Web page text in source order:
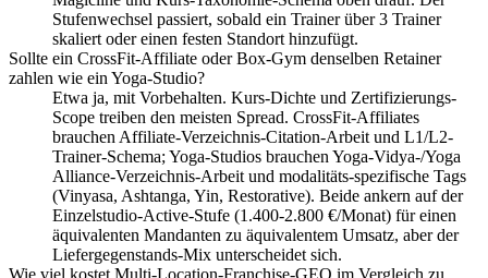
Stufenwechsel passiert, sobald ein Trainer über 3 Trainer
skaliert oder einen festen Standort hinzufügt.
Sollte ein CrossFit-Affiliate oder Box-Gym denselben Retainer
zahlen wie ein Yoga-Studio?
Etwa ja, mit Vorbehalten. Kurs-Dichte und Zertifizierungs-
Scope treiben den meisten Spread. CrossFit-Affiliates
brauchen Affiliate-Verzeichnis-Citation-Arbeit und L1/L2-
Trainer-Schema; Yoga-Studios brauchen Yoga-Vidya-/Yoga
Alliance-Verzeichnis-Arbeit und modalitäts-spezifische Tags
(Vinyasa, Ashtanga, Yin, Restorative). Beide ankern auf der
Einzelstudio-Active-Stufe (1.400-2.800 €/Monat) für einen
äquivalenten Mandanten zu äquivalentem Umsatz, aber der
Liefergegenstands-Mix unterscheidet sich.